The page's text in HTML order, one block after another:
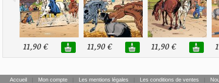
11,90 € 11,90 € 11,90 €
Accueil | Mon compte | Les mentions légales | Les conditions de ventes |